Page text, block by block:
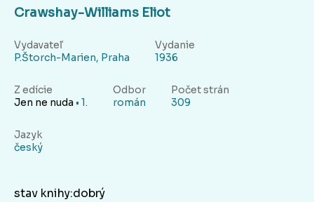
Crawshay-Williams Eliot
Vydavateľ
P.Štorch-Marien, Praha
Vydanie
1936
Z edície
Jen ne nuda • 1.
Odbor
román
Počet strán
309
Jazyk
český
stav knihy:dobrý